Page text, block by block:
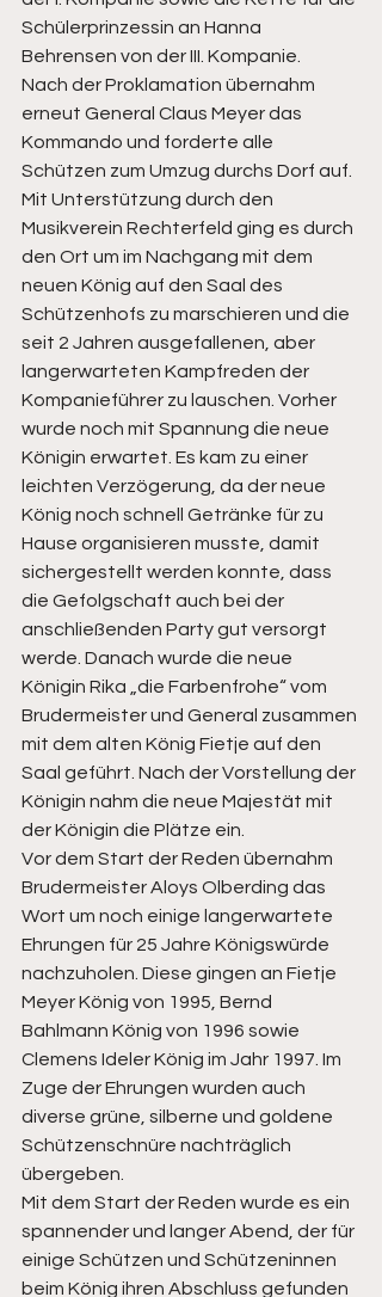
Schülerprinzessin an Hanna
Behrensen von der III. Kompanie.
Nach der Proklamation übernahm
erneut General Claus Meyer das
Kommando und forderte alle
Schützen zum Umzug durchs Dorf auf.
Mit Unterstützung durch den
Musikverein Rechterfeld ging es durch
den Ort um im Nachgang mit dem
neuen König auf den Saal des
Schützenhofs zu marschieren und die
seit 2 Jahren ausgefallenen, aber
langerwarteten Kampfreden der
Kompanieführer zu lauschen. Vorher
wurde noch mit Spannung die neue
Königin erwartet. Es kam zu einer
leichten Verzögerung, da der neue
König noch schnell Getränke für zu
Hause organisieren musste, damit
sichergestellt werden konnte, dass
die Gefolgschaft auch bei der
anschließenden Party gut versorgt
werde. Danach wurde die neue
Königin Rika „die Farbenfrohe“ vom
Brudermeister und General zusammen
mit dem alten König Fietje auf den
Saal geführt. Nach der Vorstellung der
Königin nahm die neue Majestät mit
der Königin die Plätze ein.
Vor dem Start der Reden übernahm
Brudermeister Aloys Olberding das
Wort um noch einige langerwartete
Ehrungen für 25 Jahre Königswürde
nachzuholen. Diese gingen an Fietje
Meyer König von 1995, Bernd
Bahlmann König von 1996 sowie
Clemens Ideler König im Jahr 1997. Im
Zuge der Ehrungen wurden auch
diverse grüne, silberne und goldene
Schützenschnüre nachträglich
übergeben.
Mit dem Start der Reden wurde es ein
spannender und langer Abend, der für
einige Schützen und Schützeninnen
beim König ihren Abschluss gefunden